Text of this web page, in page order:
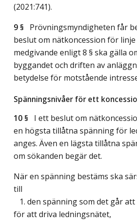
(2021:741).
9 § Prövningsmyndigheten får
beslut om nätkoncession för
medgivande enligt 8 § ska gälla
byggandet och driften av
betydelse för motstående
Spänningsnivåer för ett
10 § I ett beslut om
en högsta tillåtna spänning för
anges. Även en lägsta tillåtna
om sökanden begär det.
När en spänning bestäms ska
till
1. den spänning som det går
för att driva ledningsnätet,